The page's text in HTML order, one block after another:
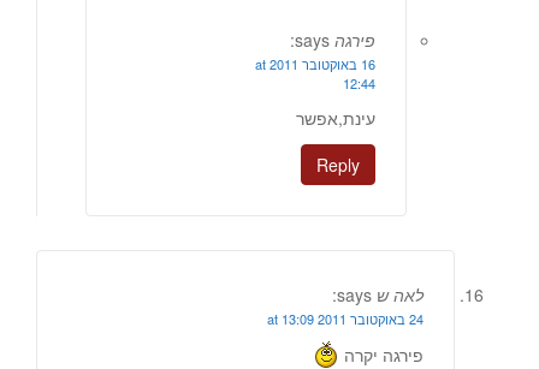
פירגה says:
16 באוקטובר 2011 at
12:44
עינת,אפשר
Reply
לאה ש says:
24 באוקטובר 2011 at 13:09
פירגה יקרה